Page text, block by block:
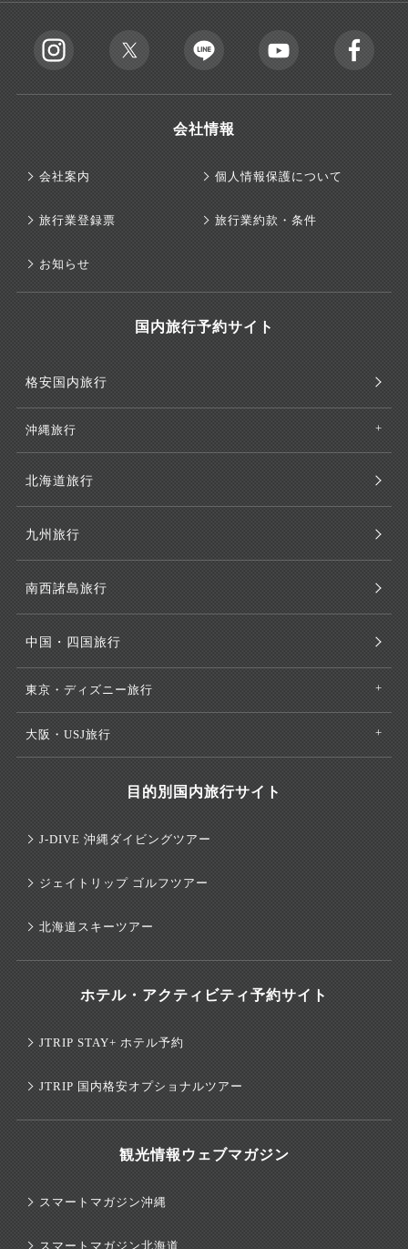
会社情報
会社案内 個人情報保護について
旅行業登録票 旅行業約款・条件
お知らせ
国内旅行予約サイト
格安国内旅行
沖縄旅行
北海道旅行
九州旅行
南西諸島旅行
中国・四国旅行
東京・ディズニー旅行
大阪・USJ旅行
目的別国内旅行サイト
J-DIVE 沖縄ダイビングツアー
ジェイトリップ ゴルフツアー
北海道スキーツアー
ホテル・アクティビティ予約サイト
JTRIP STAY+ ホテル予約
JTRIP 国内格安オプショナルツアー
観光情報ウェブマガジン
スマートマガジン沖縄
スマートマガジン北海道